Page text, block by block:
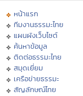
หน้าแรก
ทีมงานธรรมะไทย
แผนผังเว็บไซต์
ค้นหาข้อมูล
ติดต่อธรรมะไทย
สมุดเยี่ยม
เครือข่ายธรรมะ
สัญลักษณ์ไทย